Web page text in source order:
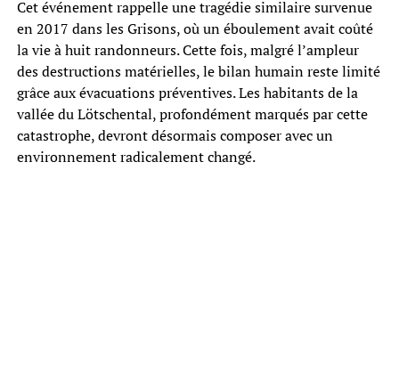
Cet événement rappelle une tragédie similaire survenue
en 2017 dans les Grisons, où un éboulement avait coûté
la vie à huit randonneurs. Cette fois, malgré l’ampleur
des destructions matérielles, le bilan humain reste limité
grâce aux évacuations préventives. Les habitants de la
vallée du Lötschental, profondément marqués par cette
catastrophe, devront désormais composer avec un
environnement radicalement changé.